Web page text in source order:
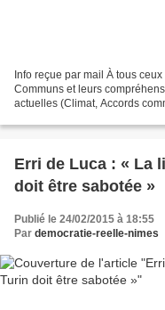
Info reçue par mail À tous
Communs et leurs
actuelles (Climat, Accords
Erri de Luca : « La
doit être sabotée »
Publié le 24/02/2015 à 18:55
Par democratie-reelle-nimes